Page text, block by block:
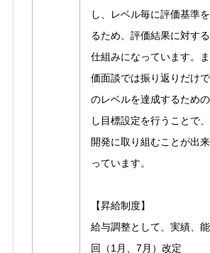
し、レベル毎に評価基準
るため、評価結果に対す
仕組みになっています。
価面談では振り返りだけ
のレベルを達成するため
し目標設定を行うことで
開発に取り組むことが出
っています。
【昇給制度】
給与調整として、実績、
回（1月、7月）改定